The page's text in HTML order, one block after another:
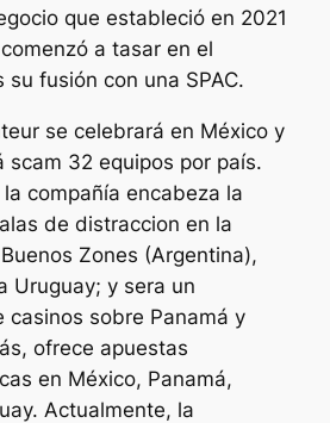
que estableció en 2021
a tasar en el
su fusión con una SPAC.
se celebrará en México y
scam 32 equipos por país.
compañía encabeza la
de distraccion en la
Zones (Argentina),
Uruguay; y sera un
casinos sobre Panamá y
ofrece apuestas
en México, Panamá,
Actualmente, la